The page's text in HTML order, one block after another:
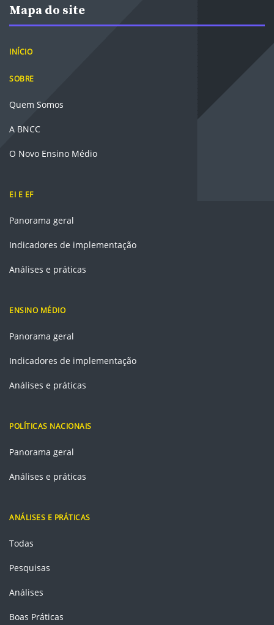
Mapa do site
INÍCIO
SOBRE
Quem Somos
A BNCC
O Novo Ensino Médio
EI E EF
Panorama geral
Indicadores de implementação
Análises e práticas
ENSINO MÉDIO
Panorama geral
Indicadores de implementação
Análises e práticas
POLÍTICAS NACIONAIS
Panorama geral
Análises e práticas
ANÁLISES E PRÁTICAS
Todas
Pesquisas
Análises
Boas Práticas